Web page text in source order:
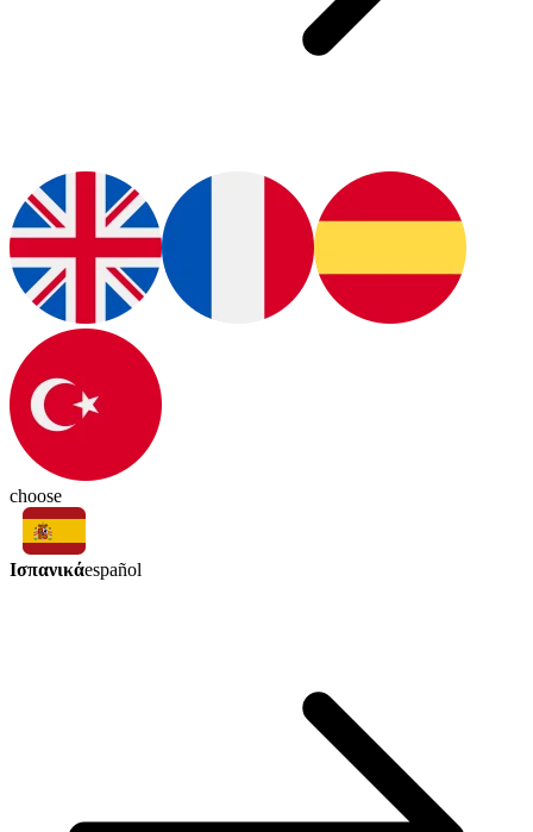
choose
Ισπανικάespañol